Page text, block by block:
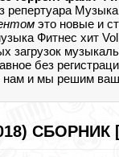
репертуара
это новые и
Фитнес хит
загрузок
без
нам и мы решим
СБОРНИК